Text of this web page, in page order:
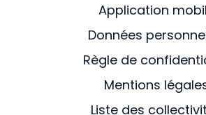
Application
Données
Règle de
Mentions
Liste des